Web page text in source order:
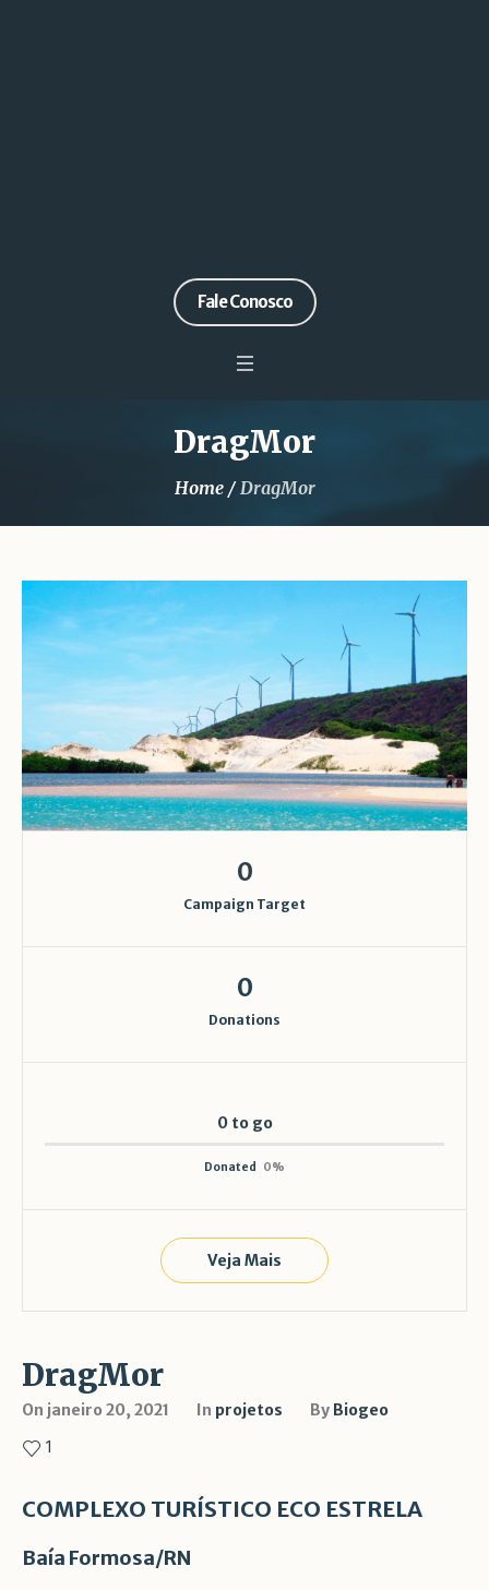
Fale Conosco
DragMor
Home /DragMor
0
Campaign Target
0
Donations
0 to go
Donated 0%
Veja Mais
DragMor
On janeiro 20, 2021 In projetos By Biogeo
1
COMPLEXO TURÍSTICO ECO ESTRELA
Baía Formosa/RN